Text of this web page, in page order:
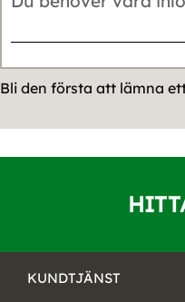
Bli den första att lämna
KUNDTJÄNST